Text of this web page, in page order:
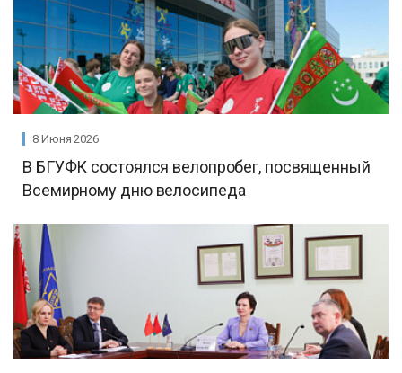
8 Июня 2026
В БГУФК состоялся велопробег, посвященный
Всемирному дню велосипеда